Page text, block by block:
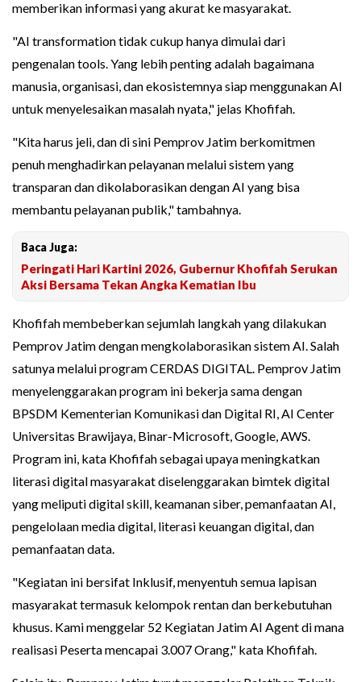
memberikan informasi yang akurat ke masyarakat.
"AI transformation tidak cukup hanya dimulai dari
pengenalan tools. Yang lebih penting adalah bagaimana
manusia, organisasi, dan ekosistemnya siap menggunakan AI
untuk menyelesaikan masalah nyata," jelas Khofifah.
"Kita harus jeli, dan di sini Pemprov Jatim berkomitmen
penuh menghadirkan pelayanan melalui sistem yang
transparan dan dikolaborasikan dengan AI yang bisa
membantu pelayanan publik," tambahnya.
Baca Juga:
Peringati Hari Kartini 2026, Gubernur Khofifah Serukan
Aksi Bersama Tekan Angka Kematian Ibu
Khofifah membeberkan sejumlah langkah yang dilakukan
Pemprov Jatim dengan mengkolaborasikan sistem AI. Salah
satunya melalui program CERDAS DIGITAL. Pemprov Jatim
menyelenggarakan program ini bekerja sama dengan
BPSDM Kementerian Komunikasi dan Digital RI, AI Center
Universitas Brawijaya, Binar-Microsoft, Google, AWS.
Program ini, kata Khofifah sebagai upaya meningkatkan
literasi digital masyarakat diselenggarakan bimtek digital
yang meliputi digital skill, keamanan siber, pemanfaatan AI,
pengelolaan media digital, literasi keuangan digital, dan
pemanfaatan data.
"Kegiatan ini bersifat Inklusif, menyentuh semua lapisan
masyarakat termasuk kelompok rentan dan berkebutuhan
khusus. Kami menggelar 52 Kegiatan Jatim AI Agent di mana
realisasi Peserta mencapai 3.007 Orang," kata Khofifah.